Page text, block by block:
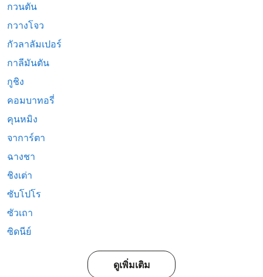
กวนตัน
กวางโจว
กัวลาลัมเปอร์
กาลีมันตัน
กูชิง
คอมบาทอรี่
คุนหมิง
จาการ์ตา
ฉางชา
ชิงเต่า
ซับโปโร
ซัวเถา
ซิดนีย์
ดูเพิ่มเติม